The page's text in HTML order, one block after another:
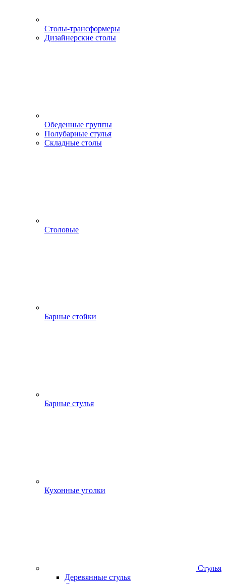
Столы-трансформеры
Дизайнерские столы
Обеденные группы
Полубарные стулья
Складные столы
Столовые
Барные стойки
Барные стулья
Кухонные уголки
Стулья
Деревянные стулья